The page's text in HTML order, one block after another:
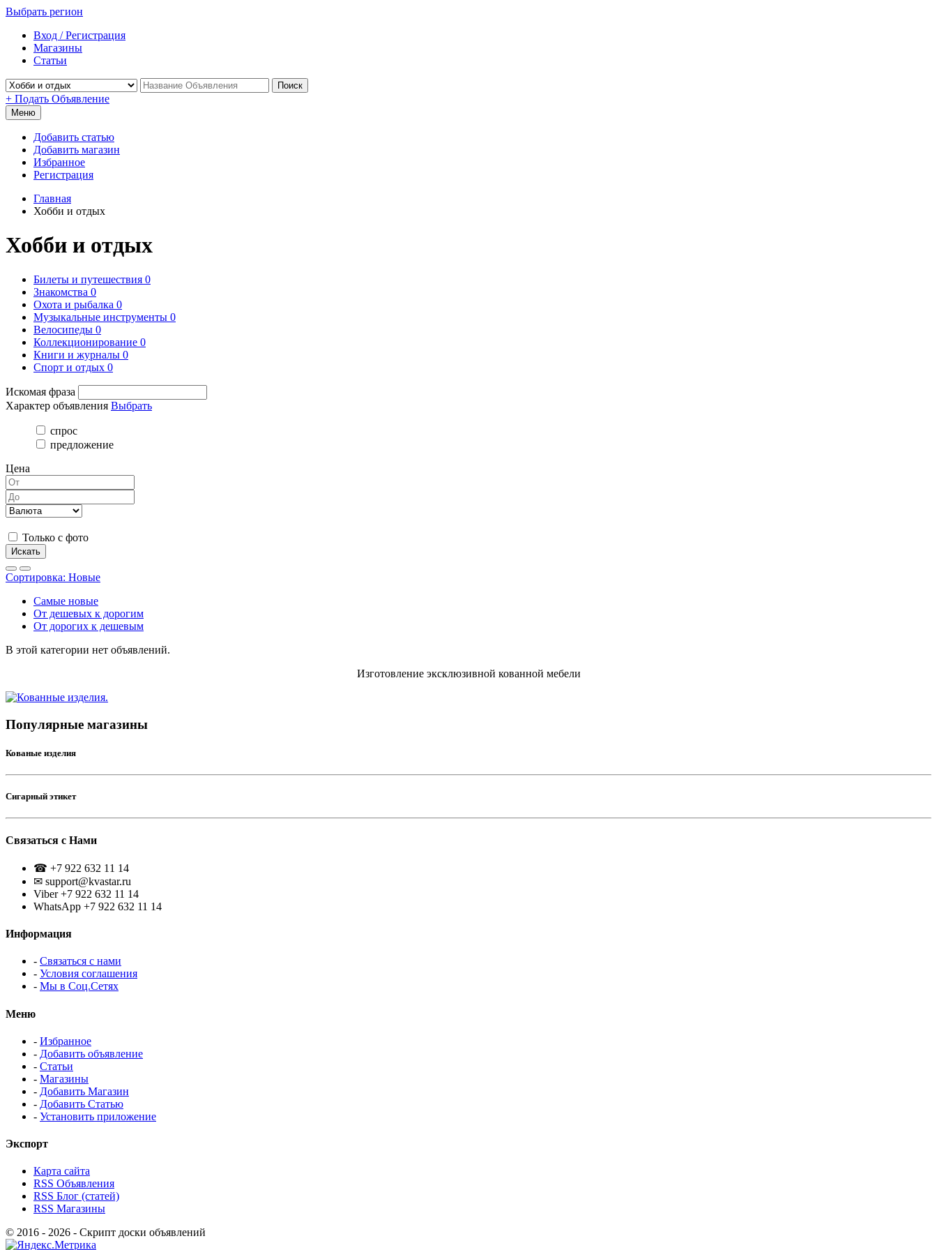
Выбрать регион
Вход / Регистрация
Магазины
Статьи
Поиск
+ Подать Объявление
Меню
Добавить статью
Добавить магазин
Избранное
Регистрация
Главная
Хобби и отдых
Хобби и отдых
Билеты и путешествия 0
Знакомства 0
Охота и рыбалка 0
Музыкальные инструменты 0
Велосипеды 0
Коллекционирование 0
Книги и журналы 0
Спорт и отдых 0
Искомая фраза
Характер объявления Выбрать
спрос
предложение
Цена
Только с фото
Искать
Сортировка: Новые
Самые новые
От дешевых к дорогим
От дорогих к дешевым
В этой категории нет объявлений.
Изготовление эксклюзивной кованной мебели
Популярные магазины
Кованые изделия
Сигарный этикет
Связаться с Нами
☎ +7 922 632 11 14
✉ support@kvastar.ru
Viber +7 922 632 11 14
WhatsApp +7 922 632 11 14
Информация
- Связаться с нами
- Условия соглашения
- Мы в Соц.Сетях
Меню
- Избранное
- Добавить объявление
- Статьи
- Магазины
- Добавить Магазин
- Добавить Статью
- Установить приложение
Экспорт
Карта сайта
RSS Объявления
RSS Блог (статей)
RSS Магазины
© 2016 - 2026 - Скрипт доски объявлений